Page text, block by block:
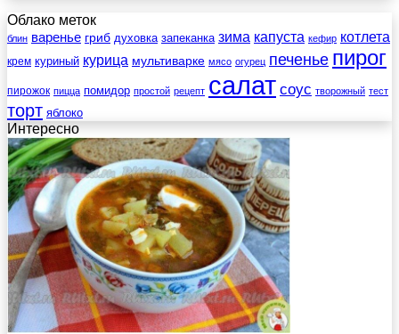
Облако меток
блин варенье гриб духовка запеканка зима капуста кефир котлета
крем куриный курица мультиварке мясо огурец печенье пирог
пирожок пицца помидор простой рецепт салат соус творожный тест
торт яблоко
Интересно